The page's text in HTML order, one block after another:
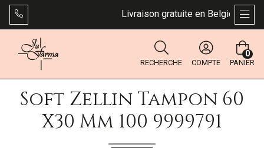
Livraison gratuite en Belgique
RECHERCHE COMPTE PANIER
0
Soft Zellin Tampon 60
X30 Mm 100 9999791